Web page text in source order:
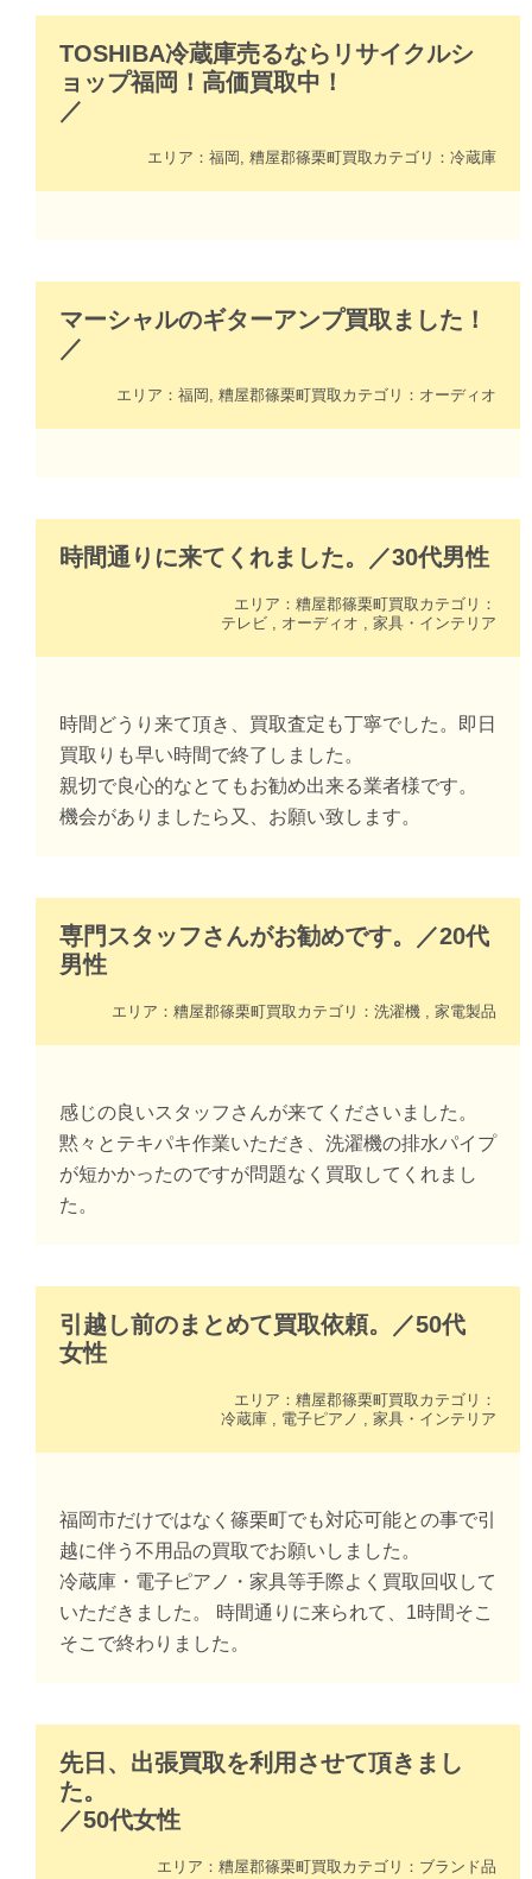
TOSHIBA冷蔵庫売るならリサイクルシ
ョップ福岡！高価買取中！
／
エリア： 福岡 , 糟屋郡篠栗町買取カテゴリ： 冷蔵庫
マーシャルのギターアンプ買取ました！
／
エリア： 福岡 , 糟屋郡篠栗町買取カテゴリ： オーディオ
時間通りに来てくれました。 ／30代男性
エリア： 糟屋郡篠栗町買取カテゴリ：
テレビ , オーディオ , 家具・インテリア
時間どうり来て頂き、買取査定も丁寧でした。即日
買取りも早い時間で終了しました。
親切で良心的なとてもお勧め出来る業者様です。
機会がありましたら又、お願い致します。
専門スタッフさんがお勧めです。 ／20代
男性
エリア： 糟屋郡篠栗町買取カテゴリ： 洗濯機 , 家電製品
感じの良いスタッフさんが来てくださいました。
黙々とテキパキ作業いただき、洗濯機の排水パイプ
が短かかったのですが問題なく買取してくれまし
た。
引越し前のまとめて買取依頼。 ／50代
女性
エリア： 糟屋郡篠栗町買取カテゴリ：
冷蔵庫 , 電子ピアノ , 家具・インテリア
福岡市だけではなく篠栗町でも対応可能との事で引
越に伴う不用品の買取でお願いしました。
冷蔵庫・電子ピアノ・家具等手際よく買取回収して
いただきました。 時間通りに来られて、1時間そこ
そこで終わりました。
先日、出張買取を利用させて頂きまし
た。
／50代女性
エリア： 糟屋郡篠栗町買取カテゴリ： ブランド品